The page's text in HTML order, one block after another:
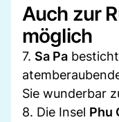
Auch zur
möglich
7. Sa Pa
Sie wunderbar
8. Die Insel Phu